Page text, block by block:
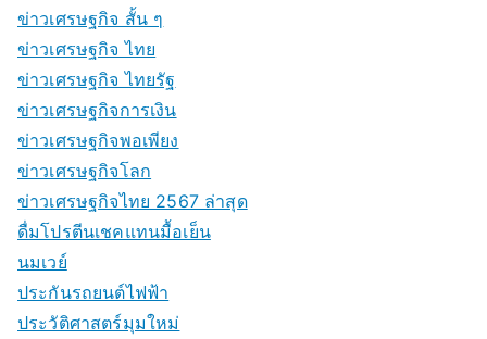
ข่าวเศรษฐกิจ สั้น ๆ
ข่าวเศรษฐกิจ ไทย
ข่าวเศรษฐกิจ ไทยรัฐ
ข่าวเศรษฐกิจการเงิน
ข่าวเศรษฐกิจพอเพียง
ข่าวเศรษฐกิจโลก
ข่าวเศรษฐกิจไทย 2567 ล่าสุด
ดื่มโปรตีนเชคแทนมื้อเย็น
นมเวย์
ประกันรถยนต์ไฟฟ้า
ประวัติศาสตร์มุมใหม่